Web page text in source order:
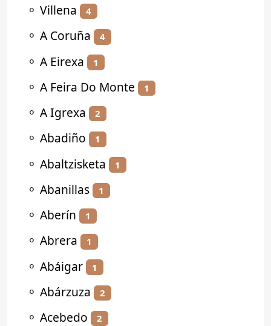
⚬ Villena 4
⚬ A Coruña 4
⚬ A Eirexa 1
⚬ A Feira Do Monte 1
⚬ A Igrexa 2
⚬ Abadiño 1
⚬ Abaltzisketa 1
⚬ Abanillas 1
⚬ Aberín 1
⚬ Abrera 1
⚬ Abáigar 1
⚬ Abárzuza 2
⚬ Acebedo 2